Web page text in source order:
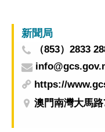
新聞局
（853）2833
https://
澳門南灣大馬